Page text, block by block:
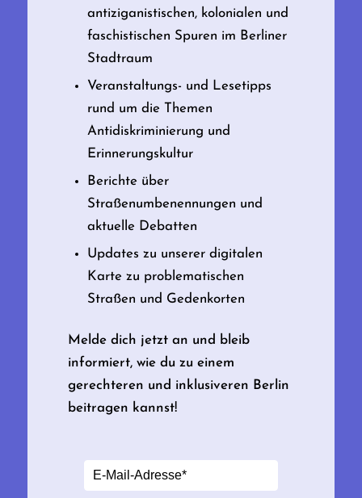
antiziganistischen, kolonialen und
faschistischen Spuren im Berliner
Stadtraum
Veranstaltungs- und Lesetipps
rund um die Themen
Antidiskriminierung und
Erinnerungskultur
Berichte über
Straßenumbenennungen und
aktuelle Debatten
Updates zu unserer digitalen
Karte zu problematischen
Straßen und Gedenkorten
Melde dich jetzt an und bleib
informiert, wie du zu einem
gerechteren und inklusiveren Berlin
beitragen kannst!